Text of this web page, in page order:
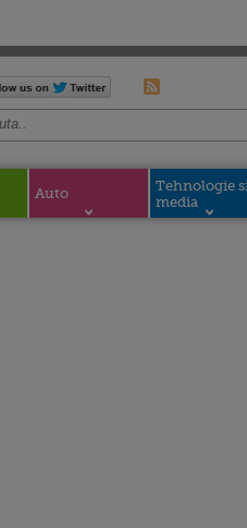
Auto
Tehnologie
media